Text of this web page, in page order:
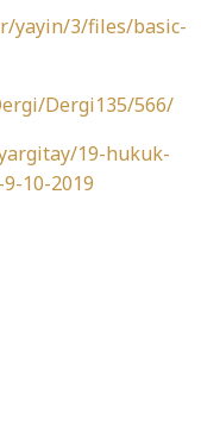
yayin/3/files/basic-
Dergi135/566/
19-hukuk-
10-2019